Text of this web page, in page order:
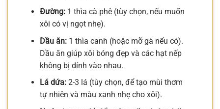
Đường:1 thìa cà phê (tùy chọn, nếu muốn
xôi có vị ngọt nhẹ).
Dầu ăn:1 thìa canh (hoặc mỡ gà nếu có).
Dầu ăn giúp xôi bóng đẹp và các hạt nếp
không bị dính vào nhau.
Lá dứa:2-3 lá (tùy chọn, để tạo mùi thơm
tự nhiên và màu xanh nhẹ cho xôi).